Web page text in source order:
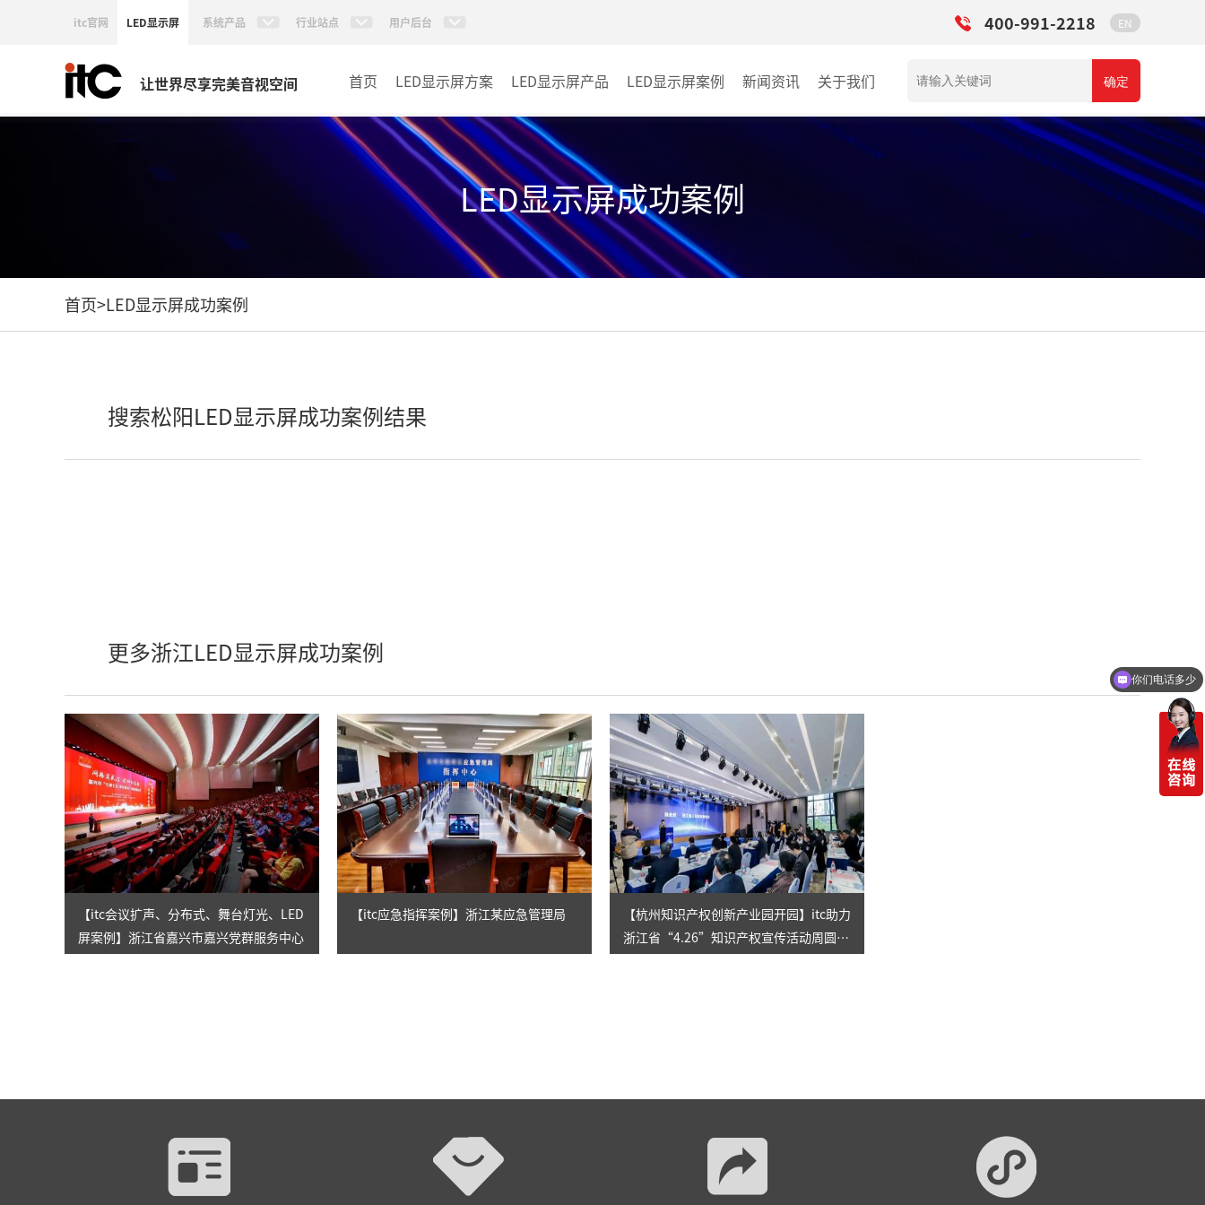
itc官网 LED显示屏 系统产品 行业站点 用户后台 400-991-2218 EN
让世界尽享完美音视空间 首页 LED显示屏方案 LED显示屏产品
小间距LED显示屏
室内LED显示屏
户外LED显示屏
租赁LED显示屏
LED显示屏案例
户外
其它
新闻资讯 关于我们 确定
LED显示屏成功案例
首页>LED显示屏成功案例
搜索松阳LED显示屏成功案例结果
更多浙江LED显示屏成功案例
【itc会议扩声、分布式、舞台灯光、LED
屏案例】浙江省嘉兴市嘉兴党群服务中心
【itc应急指挥案例】浙江某应急管理局
【杭州知识产权创新产业园开园】itc助力
浙江省“4.26”知识产权宣传活动周圆满
你们电话多少